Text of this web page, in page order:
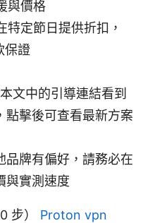
與價格
定節日提供折扣，
保證
文中的引導連結看到
點擊後可查看最新方案
品牌有偏好，請務必在
與實測速度
步） Proton vpn